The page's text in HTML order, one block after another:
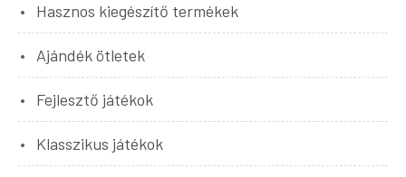
Hasznos kiegészítő termékek
Ajándék ötletek
Fejlesztő játékok
Klasszikus játékok